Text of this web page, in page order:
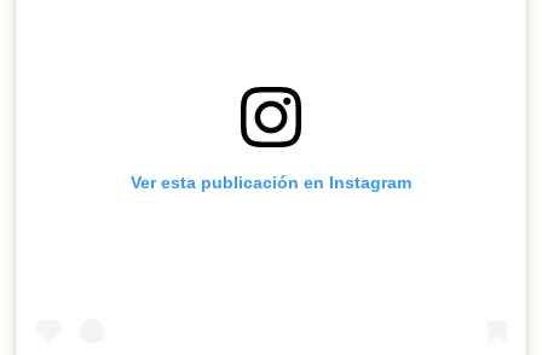
Ver esta publicación en Instagram